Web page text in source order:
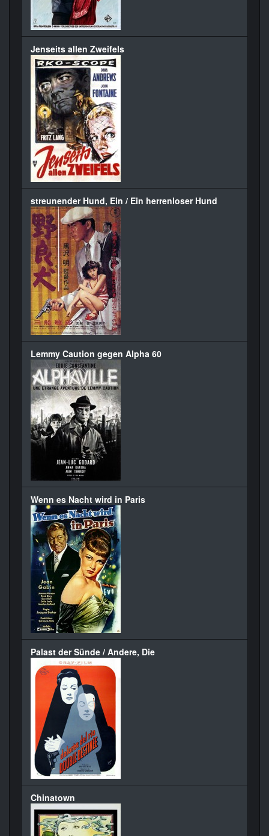
Jenseits allen Zweifels
streunender Hund, Ein / Ein herrenloser Hund
Lemmy Caution gegen Alpha 60
Wenn es Nacht wird in Paris
Palast der Sünde / Andere, Die
Chinatown